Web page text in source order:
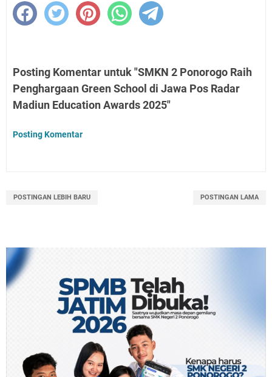
Posting Komentar untuk "SMKN 2 Ponorogo Raih
Penghargaan Green School di Jawa Pos Radar
Madiun Education Awards 2025"
Posting Komentar
POSTINGAN LEBIH BARU POSTINGAN LAMA